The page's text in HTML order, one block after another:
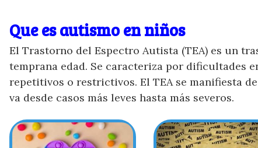
Que es autismo en niños
El Trastorno del Espectro Autista (TEA) es un
temprana edad. Se caracteriza por dificultades
repetitivos o restrictivos. El TEA se manifiesta
va desde casos más leves hasta más severos.